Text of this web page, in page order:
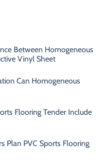
Between Homogeneous
Vinyl Sheet
Can Homogeneous
Flooring Tender Include
Plan PVC Sports Flooring